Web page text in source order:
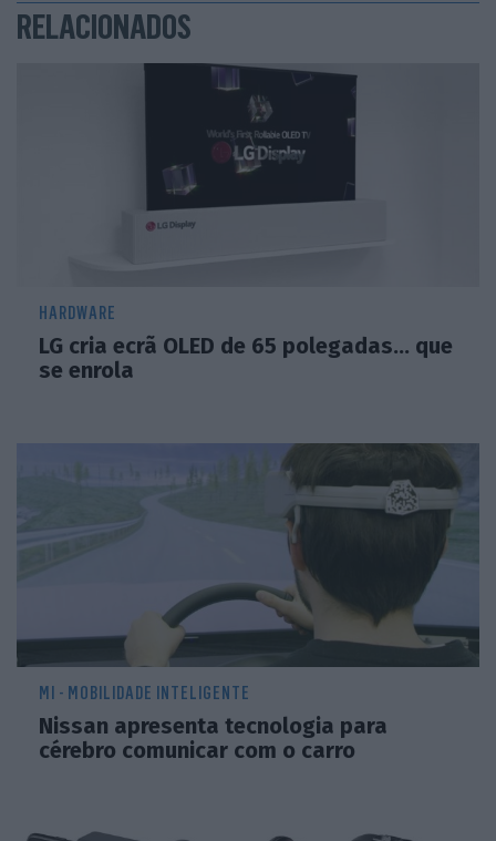
RELACIONADOS
HARDWARE
LG cria ecrã OLED de 65 polegadas... que
se enrola
MI - MOBILIDADE INTELIGENTE
Nissan apresenta tecnologia para
cérebro comunicar com o carro